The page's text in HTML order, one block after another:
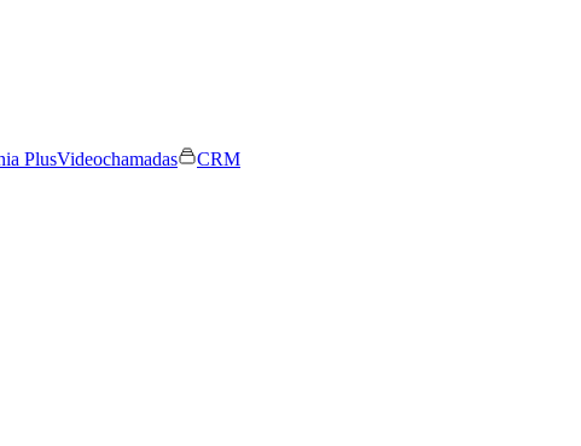
PlusVideochamadas
CRM